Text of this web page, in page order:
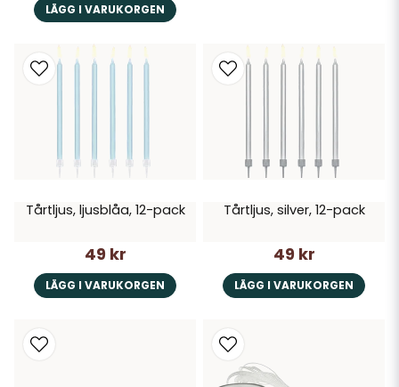
LÄGG I VARUKORGEN
Tårtljus, ljusblåa, 12-pack
49 kr
LÄGG I VARUKORGEN
Tårtljus, silver, 12-pack
49 kr
LÄGG I VARUKORGEN